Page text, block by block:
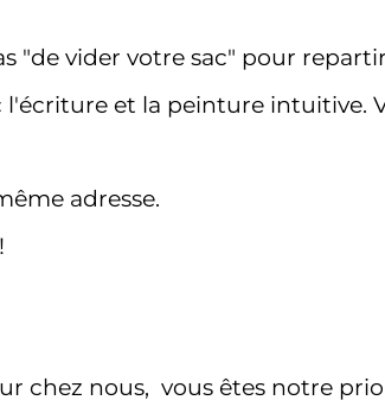
"de vider votre sac" pour
l'écriture et la peinture intuitive.
adresse.
chez nous, vous êtes notre